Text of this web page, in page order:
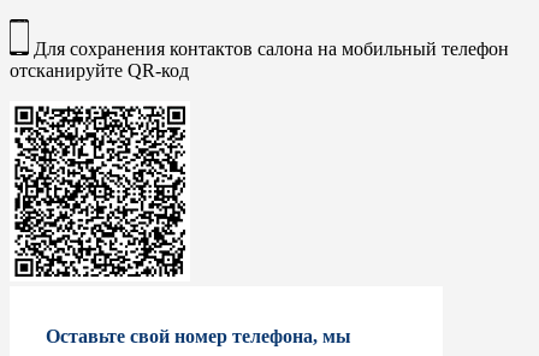
Для сохранения контактов салона на мобильный телефон
отсканируйте QR-код
Оставьте свой номер телефона, мы